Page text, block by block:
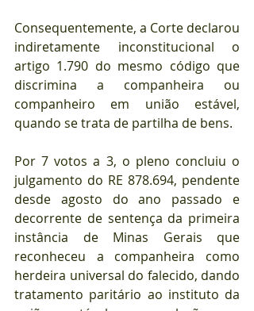
Consequentemente, a Corte declarou
indiretamente inconstitucional o
artigo 1.790 do mesmo código que
discrimina a companheira ou
companheiro em união estável,
quando se trata de partilha de bens.
Por 7 votos a 3, o pleno concluiu o
julgamento do RE 878.694, pendente
desde agosto do ano passado e
decorrente de sentença da primeira
instância de Minas Gerais que
reconheceu a companheira como
herdeira universal do falecido, dando
tratamento paritário ao instituto da